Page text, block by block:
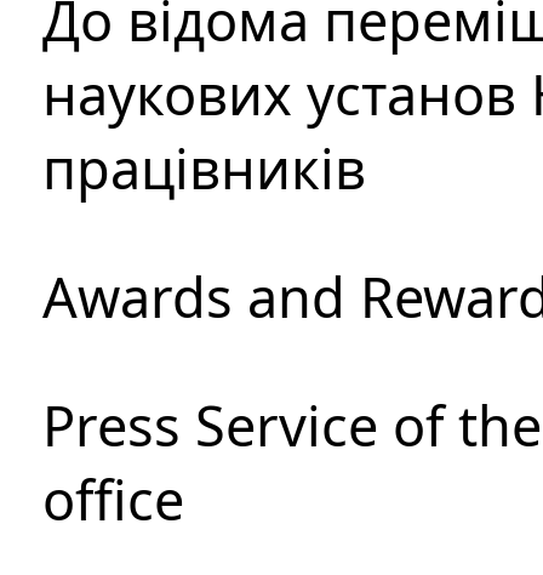
До відома
наукових установ
працівників
Awards and
Press Service of
office